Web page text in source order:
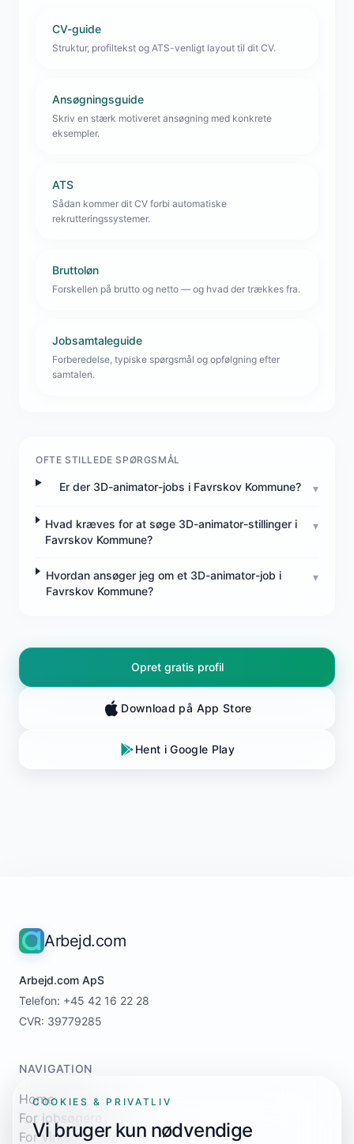
CV-guide
Struktur, profiltekst og ATS-venligt layout til dit CV.
Ansøgningsguide
Skriv en stærk motiveret ansøgning med konkrete
eksempler.
ATS
Sådan kommer dit CV forbi automatiske
rekrutteringssystemer.
Bruttoløn
Forskellen på brutto og netto — og hvad der trækkes fra.
Jobsamtaleguide
Forberedelse, typiske spørgsmål og opfølgning efter
samtalen.
OFTE STILLEDE SPØRGSMÅL
Er der 3D-animator-jobs i Favrskov Kommune? ▾
Hvad kræves for at søge 3D-animator-stillinger i
Favrskov Kommune?
▾
Hvordan ansøger jeg om et 3D-animator-job i
Favrskov Kommune?
▾
Opret gratis profil
Download på App Store
Hent i Google Play
Arbejd.com
Arbejd.com ApS
Telefon: +45 42 16 22 28
CVR: 39779285
NAVIGATION
Home
For jobsøgere
For virksomheder
COOKIES & PRIVATLIV
Vi bruger kun nødvendige